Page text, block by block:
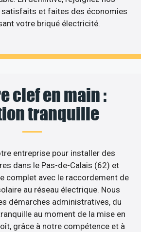
satisfaits et faites des économies
votre briqué électricité.
clef en main :
tranquille
entreprise pour installer des
dans le Pas-de-Calais (62) et
complet avec le raccordement de
au réseau électrique. Nous
démarches administratives, du
au moment de la mise en
grâce à notre compétence et à